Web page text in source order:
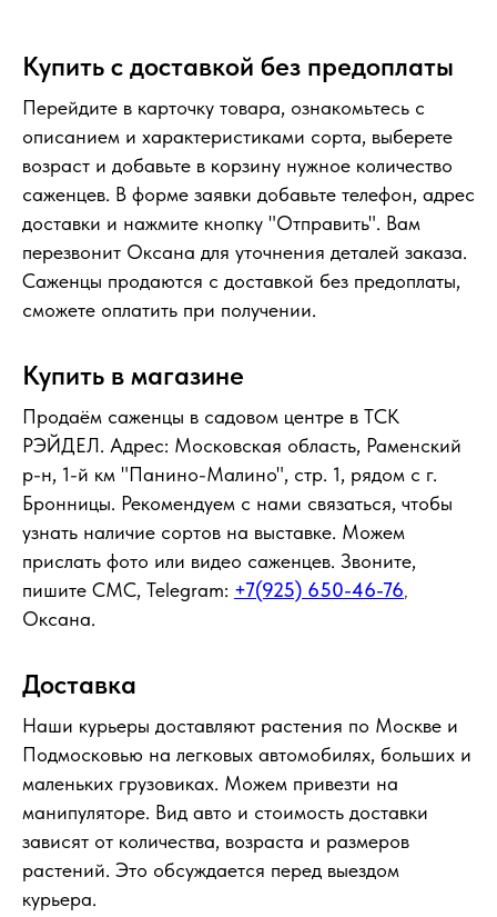
Купить с доставкой без предоплаты
Перейдите в карточку товара, ознакомьтесь с
описанием и характеристиками сорта, выберете
возраст и добавьте в корзину нужное количество
саженцев. В форме заявки добавьте телефон, адрес
доставки и нажмите кнопку "Отправить". Вам
перезвонит Оксана для уточнения деталей заказа.
Саженцы продаются с доставкой без предоплаты,
сможете оплатить при получении.
Купить в магазине
Продаём саженцы в садовом центре в ТСК
РЭЙДЕЛ. Адрес: Московская область, Раменский
р-н, 1-й км "Панино-Малино", стр. 1, рядом с г.
Бронницы. Рекомендуем с нами связаться, чтобы
узнать наличие сортов на выставке. Можем
прислать фото или видео саженцев. Звоните,
пишите СМС, Telegram: +7(925) 650-46-76,
Оксана.
Доставка
Наши курьеры доставляют растения по Москве и
Подмосковью на легковых автомобилях, больших и
маленьких грузовиках. Можем привезти на
манипуляторе. Вид авто и стоимость доставки
зависят от количества, возраста и размеров
растений. Это обсуждается перед выездом
курьера.